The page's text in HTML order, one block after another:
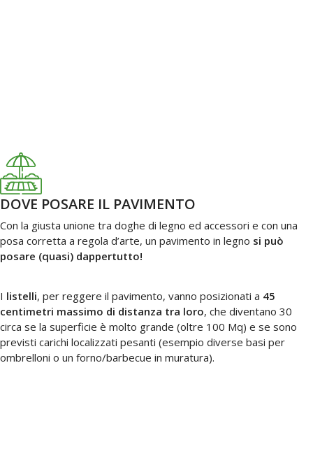
DOVE POSARE IL PAVIMENTO
Con la giusta unione tra doghe di legno ed accessori e con una
posa corretta a regola d’arte, un pavimento in legno si può
posare (quasi) dappertutto!
I listelli, per reggere il pavimento, vanno posizionati a 45
centimetri massimo di distanza tra loro, che diventano 30
circa se la superficie è molto grande (oltre 100 Mq) e se sono
previsti carichi localizzati pesanti (esempio diverse basi per
ombrelloni o un forno/barbecue in muratura).